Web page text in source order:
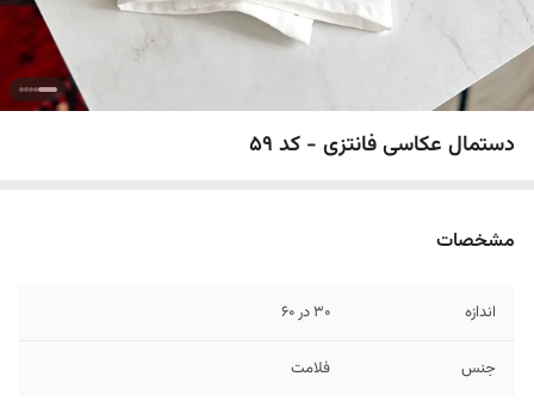
دستمال عکاسی فانتزی - کد 59
مشخصات
اندازه 30 در 60
جنس فلامت